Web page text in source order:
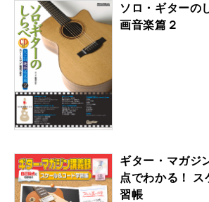
ソロ・ギター
画音楽篇２
ギター・マガ
点でわかる！
習帳